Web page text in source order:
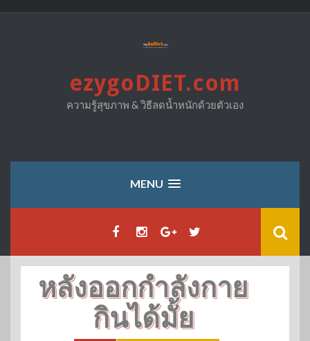
ezygoDIET.com
ความรู้สุขภาพ & วิธีลดน้ำหนักด้วยตัวเอง
MENU
หลังออกกำลังกาย
กินได้มั้ย